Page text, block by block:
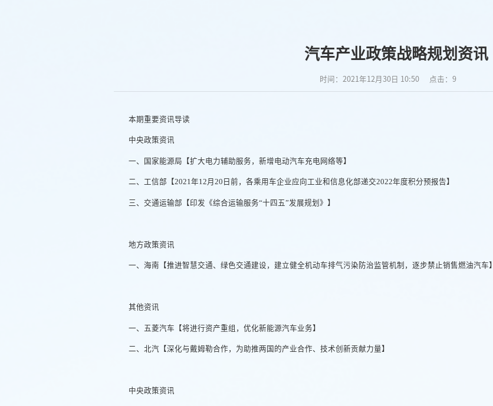
汽车产业政策战略规划资讯
时间：2021年12月30日 10:50 点击： 9
本期重要资讯导读
中央政策资讯
一、国家能源局【扩大电力辅助服务，新增电动汽车充电网络等】
二、工信部【2021年12月20日前，各乘用车企业应向工业和信息化部递交2022年度积分预报告】
三、交通运输部【印发《综合运输服务“十四五”发展规划》】
地方政策资讯
一、海南【推进智慧交通、绿色交通建设，建立健全机动车排气污染防治监管机制，逐步禁止销售燃油汽车】
其他资讯
一、五菱汽车【将进行资产重组，优化新能源汽车业务】
二、北汽【深化与戴姆勒合作，为助推两国的产业合作、技术创新贡献力量】
中央政策资讯